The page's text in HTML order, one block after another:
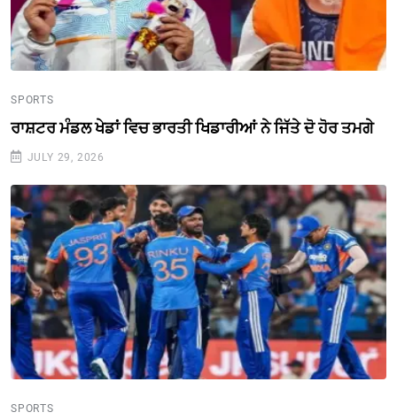
SPORTS
ਰਾਸ਼ਟਰ ਮੰਡਲ ਖੇਡਾਂ ਵਿਚ ਭਾਰਤੀ ਖਿਡਾਰੀਆਂ ਨੇ ਜਿੱਤੇ ਦੋ ਹੋਰ ਤਮਗੇ
JULY 29, 2026
SPORTS